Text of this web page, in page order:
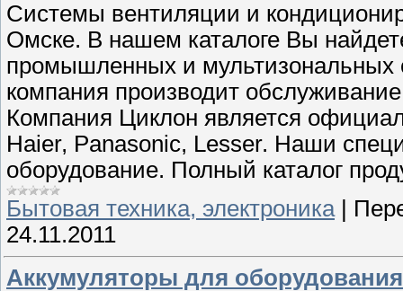
Системы вентиляции и
Омске. В нашем каталоге Вы
промышленных и мультизональных
компания производит
Компания Циклон является
Haier, Panasonic, Lesser. Наши
оборудование. Полный каталог
Бытовая техника, электроника|
24.11.2011
Аккумуляторы для